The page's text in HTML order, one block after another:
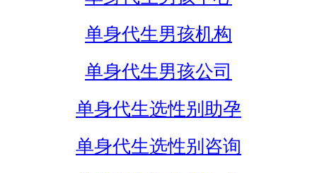
单身代生男孩机构
单身代生男孩公司
单身代生选性别助孕
单身代生选性别咨询